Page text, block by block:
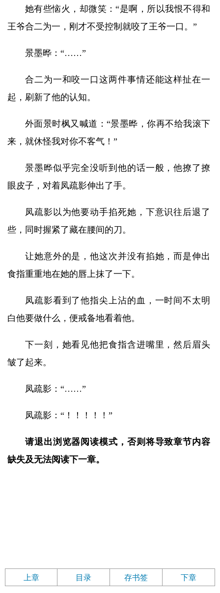
她有些恼火，却微笑：“是啊，所以我恨不得和
王爷合二为一，刚才不受控制就咬了王爷一口。”
景墨晔：“……”
合二为一和咬一口这两件事情还能这样扯在一
起，刷新了他的认知。
外面景时枫又喊道：“景墨晔，你再不给我滚下
来，就休怪我对你不客气！”
景墨晔似乎完全没听到他的话一般，他撩了撩
眼皮子，对着凤疏影伸出了手。
凤疏影以为他要动手掐死她，下意识往后退了
些，同时握紧了藏在腰间的刀。
让她意外的是，他这次并没有掐她，而是伸出
食指重重地在她的唇上抹了一下。
凤疏影看到了他指尖上沾的血，一时间不太明
白他要做什么，便戒备地看着他。
下一刻，她看见他把食指含进嘴里，然后眉头
皱了起来。
凤疏影：“……”
凤疏影：“！！！！！”
请退出浏览器阅读模式，否则将导致章节内容
缺失及无法阅读下一章。
上章 目录 存书签 下章